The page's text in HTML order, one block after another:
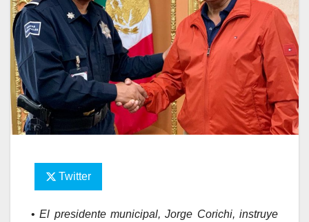
Twitter
•El presidente municipal, Jorge Corichi, instruye